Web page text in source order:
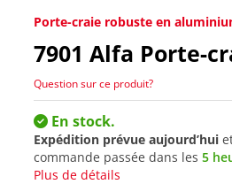
Porte-craie robuste en
7901 Alfa Porte-
Question sur ce produit?
En stock.
Expédition prévue aujourd’hui
commande passée dans les 5
Plus de détails